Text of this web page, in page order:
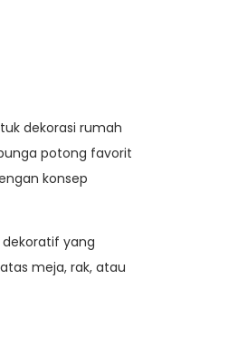
dekorasi rumah
potong favorit
konsep
yang
meja, rak, atau